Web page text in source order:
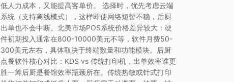
低人力成本，又能提高客单价。 选择时，优先考虑云端
系统（支持离线模式），这样即使网络短暂不稳，后厨
出单也不会中断。北美市场POS系统价格差异较大：硬
件初期投入通常在800-10000美元不等，软件月费50-
300美元左右，具体取决于终端数量和功能模块。后厨
点餐软件核心对比：KDS vs 传统打印机，出单效率谁更
胜一筹后厨是餐馆效率瓶颈所在。传统热敏或针式打印